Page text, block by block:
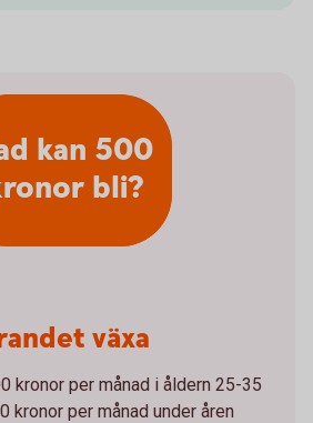
kan 500
bli?
växa
kronor per månad i åldern 25-35
kronor per månad under åren